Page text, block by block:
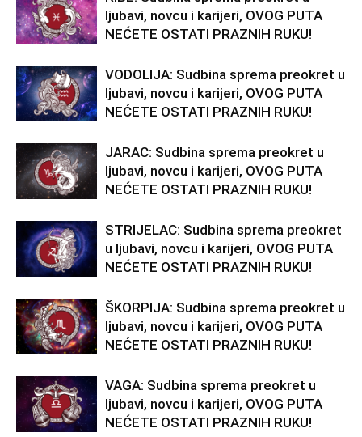
ljubavi, novcu i karijeri, OVOG PUTA
NEĆETE OSTATI PRAZNIH RUKU!
VODOLIJA: Sudbina sprema preokret u
ljubavi, novcu i karijeri, OVOG PUTA
NEĆETE OSTATI PRAZNIH RUKU!
JARAC: Sudbina sprema preokret u
ljubavi, novcu i karijeri, OVOG PUTA
NEĆETE OSTATI PRAZNIH RUKU!
STRIJELAC: Sudbina sprema preokret
u ljubavi, novcu i karijeri, OVOG PUTA
NEĆETE OSTATI PRAZNIH RUKU!
ŠKORPIJA: Sudbina sprema preokret u
ljubavi, novcu i karijeri, OVOG PUTA
NEĆETE OSTATI PRAZNIH RUKU!
VAGA: Sudbina sprema preokret u
ljubavi, novcu i karijeri, OVOG PUTA
NEĆETE OSTATI PRAZNIH RUKU!